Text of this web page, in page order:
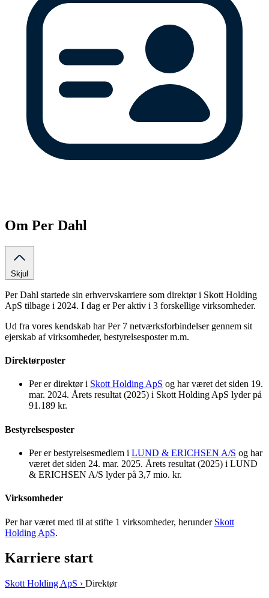
Om Per Dahl
Skjul
Per Dahl startede sin erhvervskarriere som direktør i Skott Holding
ApS tilbage i 2024. I dag er Per aktiv i 3 forskellige virksomheder.
Ud fra vores kendskab har Per 7 netværksforbindelser gennem sit
ejerskab af virksomheder, bestyrelsesposter m.m.
Direktørposter
Per er direktør i Skott Holding ApS og har været det siden 19.
mar. 2024. Årets resultat (2025) i Skott Holding ApS lyder på
91.189 kr.
Bestyrelsesposter
Per er bestyrelsesmedlem i LUND & ERICHSEN A/S og har
været det siden 24. mar. 2025. Årets resultat (2025) i LUND
& ERICHSEN A/S lyder på 3,7 mio. kr.
Virksomheder
Per har været med til at stifte 1 virksomheder, herunder Skott
Holding ApS.
Karriere start
Skott Holding ApS › Direktør